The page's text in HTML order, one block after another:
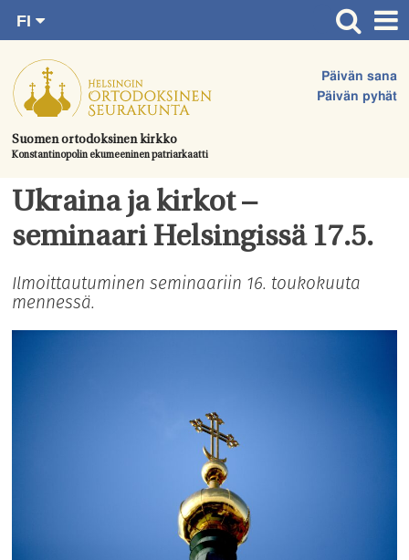
suoraan
sisältöön.
Suomen ortodoksinen kirkko
Konstantinopolin ekumeeninen patriarkaatti
Päivän sana
Päivän pyhät
FI
SV
EN
UA
Etusivu
Ajankohtaista
Juhlat & toimitukset
Kirkot
Apua & tukea
Hautausmaa
Yhteystiedot
Ukraina ja kirkot –
seminaari Helsingissä 17.5.
Ilmoittautuminen seminaariin 16. toukokuuta
mennessä.